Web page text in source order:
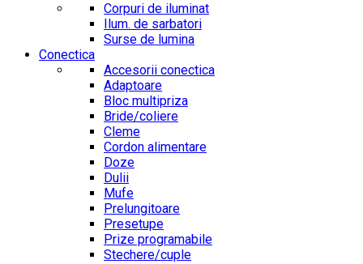
Corpuri de iluminat
Ilum. de sarbatori
Surse de lumina
Conectica
Accesorii conectica
Adaptoare
Bloc multipriza
Bride/coliere
Cleme
Cordon alimentare
Doze
Dulii
Mufe
Prelungitoare
Presetupe
Prize programabile
Stechere/cuple